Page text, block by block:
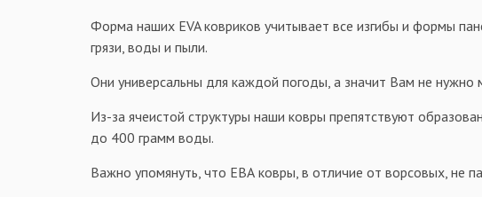
Форма наших EVA ковриков учитывает все изгибы и формы
грязи, воды и пыли.
Они универсальны для каждой погоды, а значит Вам не нужно
Из-за ячеистой структуры наши ковры препятствуют
до 400 грамм воды.
Важно упомянуть, что ЕВА ковры, в отличие от ворсовых, не